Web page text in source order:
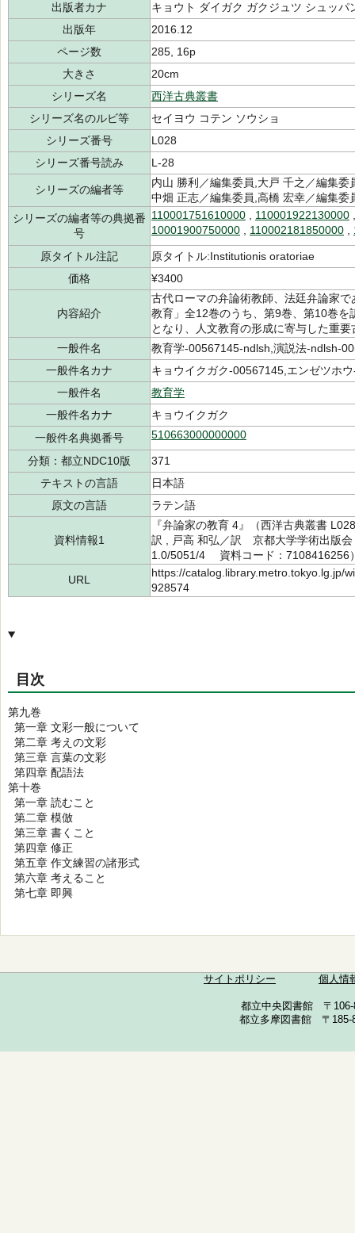
出版者カナ
キョウト ダイガク ガクジュツ シュッパ
出版年
2016.12
ページ数
285, 16p
大きさ
20cm
シリーズ名
西洋古典叢書
シリーズ名のルビ等
セイヨウ コテン ソウショ
シリーズ番号
L028
シリーズ番号読み
L-28
シリーズの編者等
内山 勝利／編集委員,大戸 千之／編集
中畑 正志／編集委員,高橋 宏幸／編集
シリーズの編者等の典拠番
号
110001751610000 110001922130000
10001900750000
110002181850000
原タイトル注記
原タイトル:Institutionis oratoriae
価格
¥3400
内容紹介
古代ローマの弁論術教師、法廷弁論家
教育」全12巻のうち、第9巻、第10巻
となり、人文教育の形成に寄与した重要
一般件名
教育学-00567145-ndlsh,演説法-ndlsh-
一般件名カナ
キョウイクガク-00567145,エンゼツホ
一般件名
教育学
一般件名カナ
キョウイクガク
一般件名典拠番号
510663000000000
分類：都立NDC10版
371
テキストの言語
日本語
原文の言語
ラテン語
資料情報1
『弁論家の教育 4』（西洋古典叢書
訳 , 戸高 和弘／訳 京都大学学術出版
1.0/5051/4 資料コード：7108416256
URL
https://catalog.library.metro.tokyo.lg.jp/
928574
目次
第九巻
第一章 文彩一般について
第二章 考えの文彩
第三章 言葉の文彩
第四章 配語法
第十巻
第一章 読むこと
第二章 模倣
第三章 書くこと
第四章 修正
第五章 作文練習の諸形式
第六章 考えること
第七章 即興
サイトポリシー 個人情
都立中央図書館 〒
都立多摩図書館 〒185-